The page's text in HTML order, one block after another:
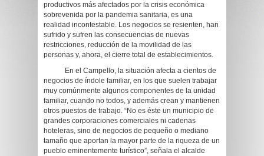
productivos más afectados por la crisis económica
sobrevenida por la pandemia sanitaria, es una
realidad incontestable. Los negocios se resienten, han
sufrido y sufren las consecuencias de nuevas
restricciones, reducción de la movilidad de las
personas y, ahora, el cierre total de establecimientos.
En el Campello, la situación afecta a cientos de
negocios de índole familiar, en los que suelen trabajar
muy comúnmente algunos componentes de la unidad
familiar, cuando no todos, y además crean y mantienen
otros puestos de trabajo. “No es éste un municipio de
grandes corporaciones comerciales ni cadenas
hoteleras, sino de negocios de pequeño o mediano
tamaño que aportan la mayor parte de la riqueza de un
pueblo eminentemente turístico”, señala el alcalde